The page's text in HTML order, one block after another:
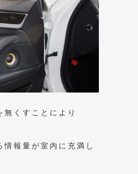
無くすことにより
情報量が室内に充満し